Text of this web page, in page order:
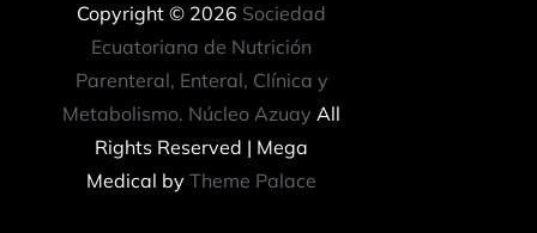
Copyright © 2026 Sociedad
Ecuatoriana de Nutrición
Parenteral, Enteral, Clínica y
Metabolismo. Núcleo Azuay All
Rights Reserved | Mega
Medical byTheme Palace